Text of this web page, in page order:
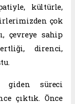
kültürle,
çok
çevreye sahip
direnci,
giden süreci
çıktık. Önce